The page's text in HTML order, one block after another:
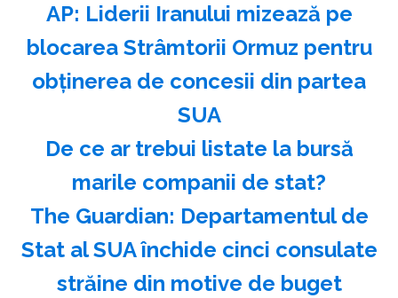
AP: Liderii Iranului mizează pe
blocarea Strâmtorii Ormuz pentru
obţinerea de concesii din partea
SUA
️De ce ar trebui listate la bursă
marile companii de stat?
The Guardian: Departamentul de
Stat al SUA închide cinci consulate
străine din motive de buget